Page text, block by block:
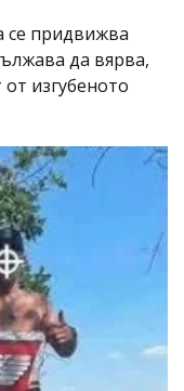
се придвижва
да вярва,
изгубеното